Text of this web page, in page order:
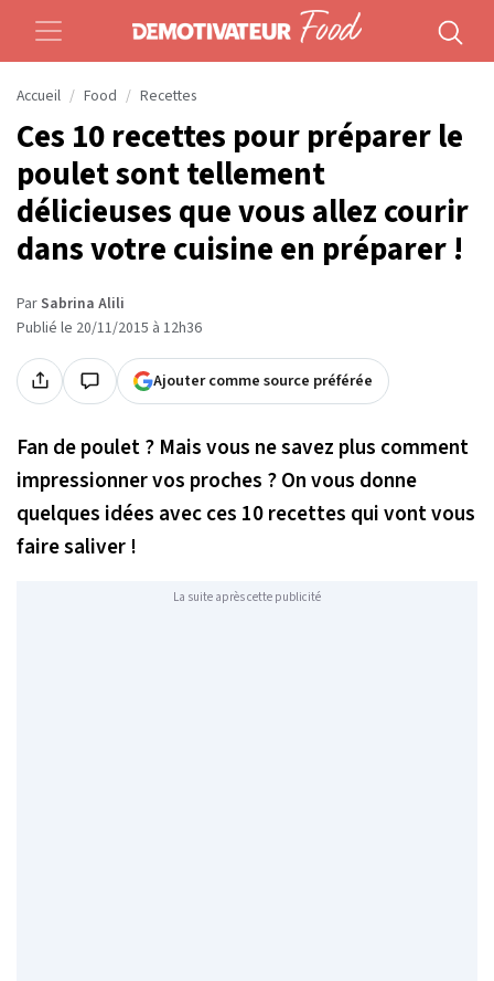
Accueil Food Recettes
Ces 10 recettes pour préparer le
poulet sont tellement
délicieuses que vous allez courir
dans votre cuisine en préparer !
ParSabrina Alili
Publié le 20/11/2015 à 12h36
Ajouter comme source préférée
Fan de poulet ? Mais vous ne savez plus comment
impressionner vos proches ? On vous donne
quelques idées avec ces 10 recettes qui vont vous
faire saliver !
La suite après cette publicité